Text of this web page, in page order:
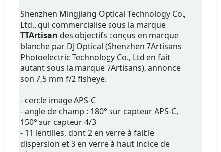
Shenzhen Mingjiang Optical Technology Co.,
Ltd., qui commercialise sous la marque
TTArtisan des objectifs conçus en marque
blanche par DJ Optical (Shenzhen 7Artisans
Photoelectric Technology Co., Ltd en fait
autant sous la marque 7Artisans), annonce
son 7,5 mm f/2 fisheye.
- cercle image APS-C
- angle de champ : 180° sur capteur APS-C,
150° sur capteur 4/3
- 11 lentilles, dont 2 en verre à faible
dispersion et 3 en verre à haut indice de